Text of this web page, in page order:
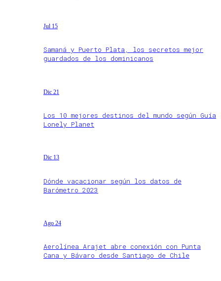
Jul 15
Samaná y Puerto Plata, los secretos mejor
guardados de los dominicanos
Dic 21
Los 10 mejores destinos del mundo según Guía
Lonely Planet
Dic 13
Dónde vacacionar según los datos de
Barómetro 2023
Ago 24
Aerolínea Arajet abre conexión con Punta
Cana y Bávaro desde Santiago de Chile